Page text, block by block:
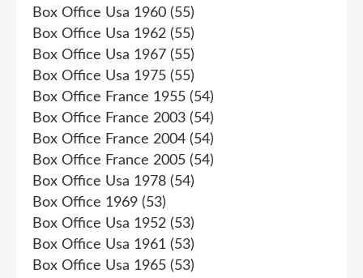
Box Office Usa 1960 (55)
Box Office Usa 1962 (55)
Box Office Usa 1967 (55)
Box Office Usa 1975 (55)
Box Office France 1955 (54)
Box Office France 2003 (54)
Box Office France 2004 (54)
Box Office France 2005 (54)
Box Office Usa 1978 (54)
Box Office 1969 (53)
Box Office Usa 1952 (53)
Box Office Usa 1961 (53)
Box Office Usa 1965 (53)